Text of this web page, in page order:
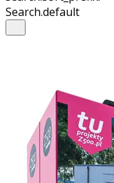
Search.default